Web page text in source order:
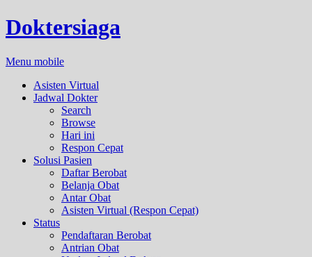
Doktersiaga
Menu mobile
Asisten Virtual
Jadwal Dokter
Search
Browse
Hari ini
Respon Cepat
Solusi Pasien
Daftar Berobat
Belanja Obat
Antar Obat
Asisten Virtual (Respon Cepat)
Status
Pendaftaran Berobat
Antrian Obat